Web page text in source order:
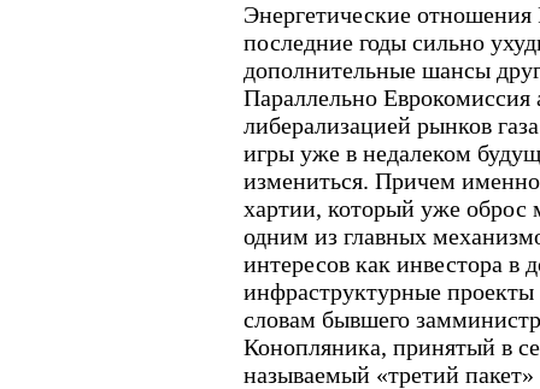
Энергетические
последние годы сильно
дополнительные шансы
Параллельно Еврокомиссия
либерализацией рынков
игры уже в недалеком
измениться. Причем
хартии, который уже оброс
одним из главных
интересов как инвестора в
инфраструктурные проекты
словам бывшего
Конопляника, принятый в
называемый «третий